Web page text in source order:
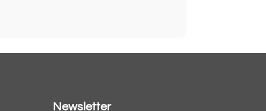
Newsletter